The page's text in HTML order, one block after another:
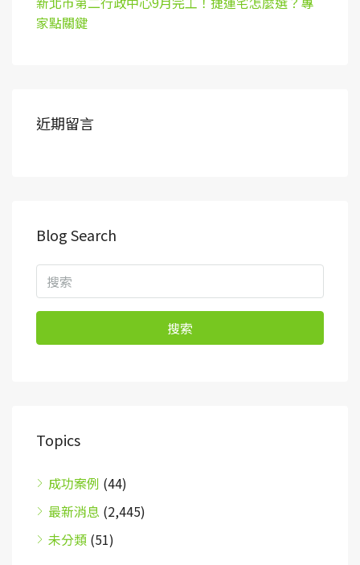
家點關鍵
近期留言
Blog Search
搜索
Topics
成功案例 (44)
最新消息 (2,445)
未分類 (51)